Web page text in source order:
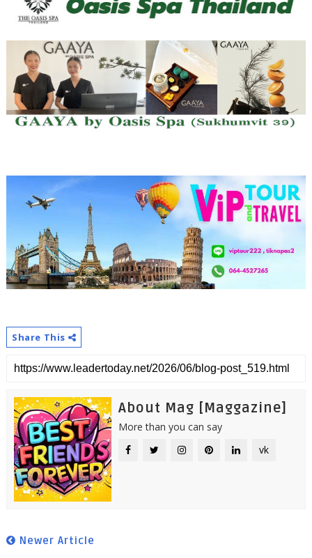
Share This
About Mag [Maggazine]
More than you can say
vk
Newer Article